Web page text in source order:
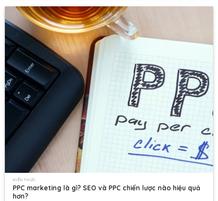
KIẾN THỨC
PPC marketing là gì? SEO và PPC chiến lược nào hiệu quả
hơn?